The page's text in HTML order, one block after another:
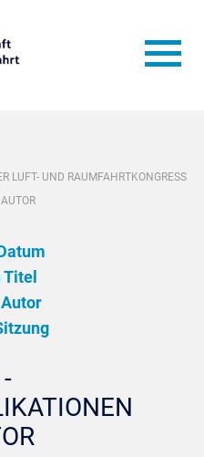
LUFT- UND RAUMFAHRTKONGRESS
Titel